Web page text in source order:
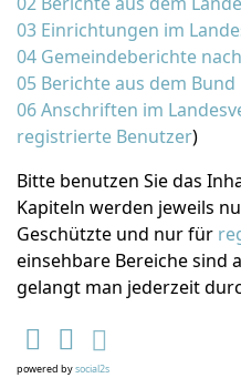
03 Einrichtungen im
04 Gemeindeberichte
05 Berichte aus dem Bund
06 Anschriften im
registrierte Benutzer)
Bitte benutzen Sie das
Kapiteln werden jeweils
Geschützte und nur für
einsehbare Bereiche sind
gelangt man jederzeit
powered bysocial2s